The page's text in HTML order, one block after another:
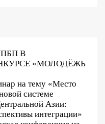
В
«МОЛОДЁЖЬ
на тему «Место
системе
Азии:
интеграции»